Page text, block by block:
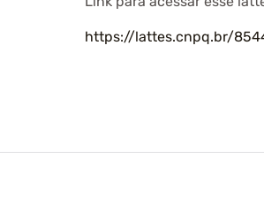
https://lattes.cnpq.br/